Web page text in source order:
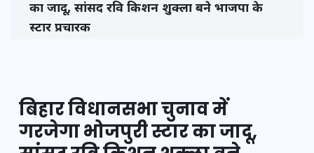
का जादू, सांसद रवि किशन शुक्ला बने भाजपा के
स्टार प्रचारक
बिहार विधानसभा चुनाव में
गरजेगा भोजपुरी स्टार का जादू,